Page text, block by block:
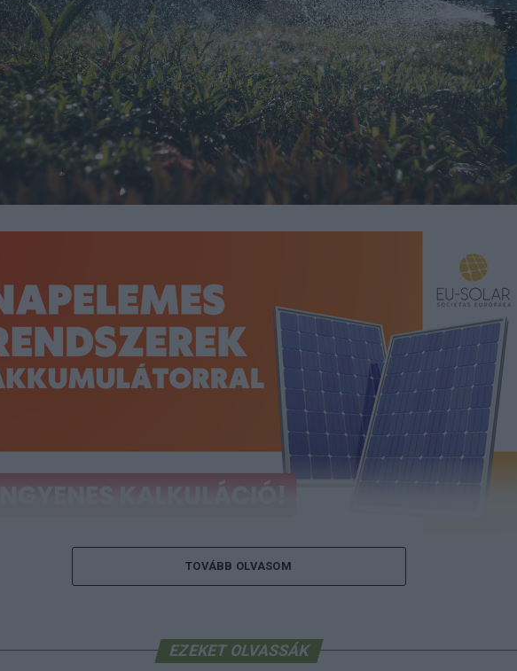
ki a napelem-kalkulátort, és tudja meg, mennyibe
az Ön rendszere!Ingyenes kalkulálás itt
TOVÁBB OLVASOM
EZEKET OLVASSÁK